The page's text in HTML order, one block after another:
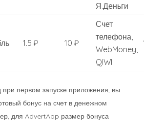
Я.Деньги
1.5 ₽ 10 ₽
Счет
телефона,
WebMoney,
QIWI
первом запуске приложения, вы
бонус на счет в денежном
для AdvertApp размер бонуса